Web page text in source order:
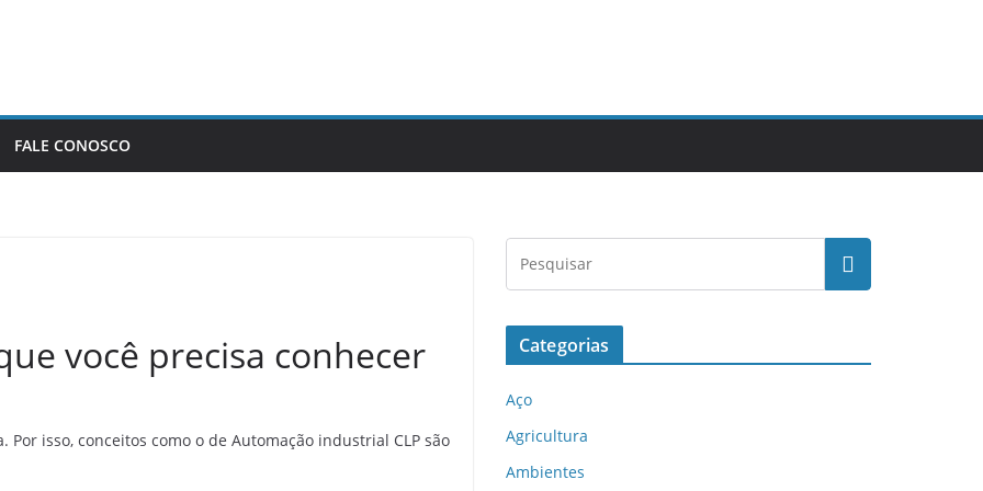
FALE CONOSCO
você precisa conhecer
isso, conceitos como o de Automação industrial CLP são
Categorias
Aço
Agricultura
Ambientes